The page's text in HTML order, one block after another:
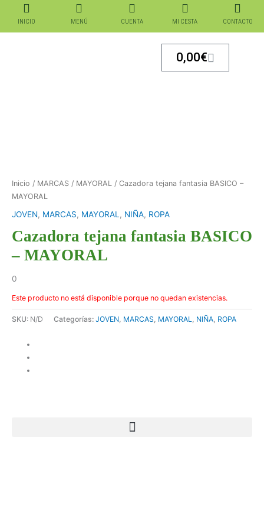
contenido
INICIO MENÚ CUENTA MI CESTA CONTACTO
0,00€Carrito
Inicio / MARCAS / MAYORAL / Cazadora tejana fantasia BASICO –
MAYORAL
JOVEN, MARCAS, MAYORAL , NIÑA, ROPA
Cazadora tejana fantasia BASICO
– MAYORAL
0
Este producto no está disponible porque no quedan existencias.
SKU: N/D Categorías: JOVEN MARCAS MAYORAL NIÑA ROPA